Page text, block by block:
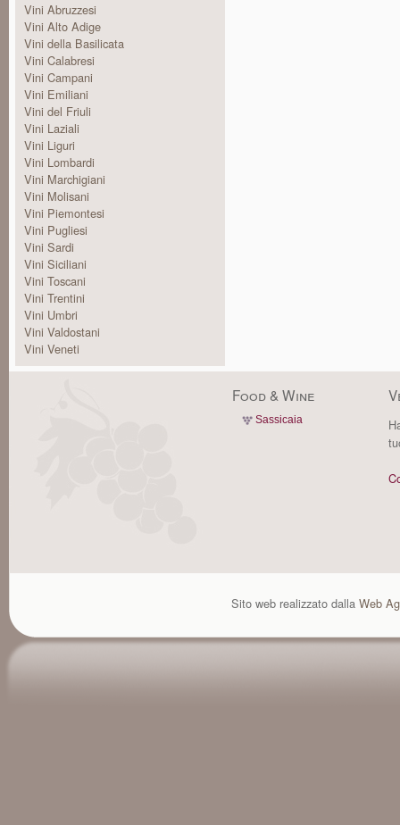
Vini Abruzzesi
Vini Alto Adige
Vini della Basilicata
Vini Calabresi
Vini Campani
Vini Emiliani
Vini del Friuli
Vini Laziali
Vini Liguri
Vini Lombardi
Vini Marchigiani
Vini Molisani
Vini Piemontesi
Vini Pugliesi
Vini Sardi
Vini Siciliani
Vini Toscani
Vini Trentini
Vini Umbri
Vini Valdostani
Vini Veneti
Food & Wine
Sassicaia
Sito web realizzato dalla Web